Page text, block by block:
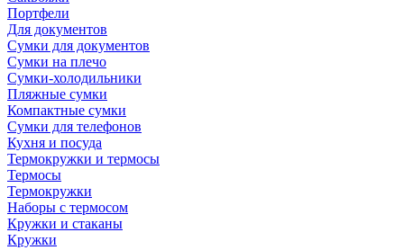
Портфели
Для документов
Сумки для документов
Сумки на плечо
Сумки-холодильники
Пляжные сумки
Компактные сумки
Сумки для телефонов
Кухня и посуда
Термокружки и термосы
Термосы
Термокружки
Наборы с термосом
Кружки и стаканы
Кружки